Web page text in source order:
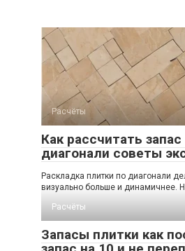
Расчёты
Как рассчитать
диагонали советы
Раскладка плитки по диагонали
визуально больше и динамичнее.
Расчёты
Запасы плитки как